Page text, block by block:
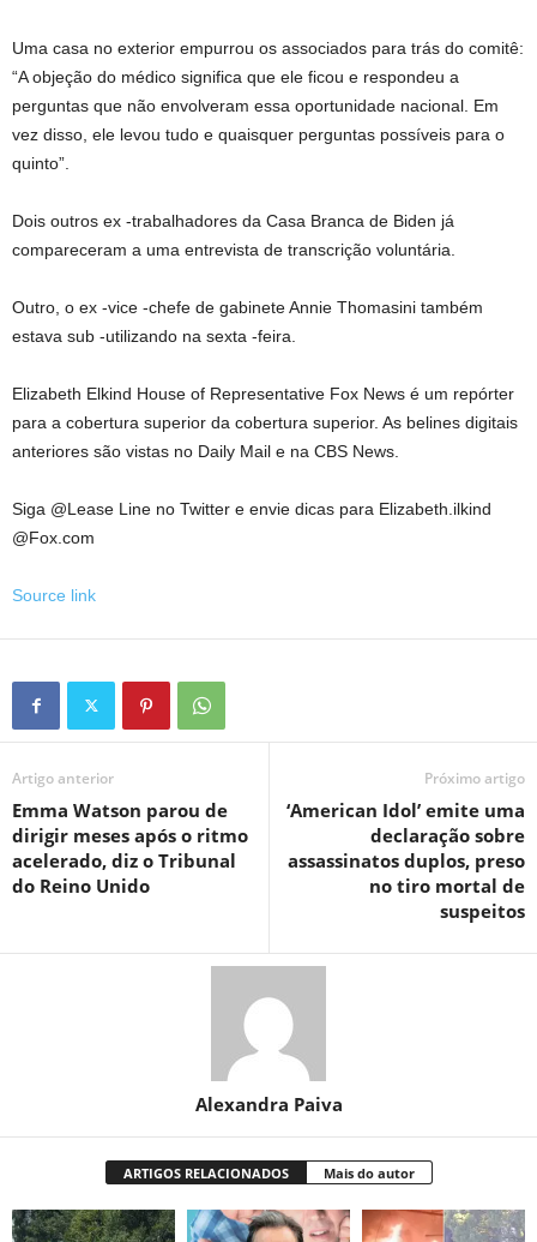
Uma casa no exterior empurrou os associados para trás do comitê:
“A objeção do médico significa que ele ficou e respondeu a
perguntas que não envolveram essa oportunidade nacional. Em
vez disso, ele levou tudo e quaisquer perguntas possíveis para o
quinto”.
Dois outros ex -trabalhadores da Casa Branca de Biden já
compareceram a uma entrevista de transcrição voluntária.
Outro, o ex -vice -chefe de gabinete Annie Thomasini também
estava sub -utilizando na sexta -feira.
Elizabeth Elkind House of Representative Fox News é um repórter
para a cobertura superior da cobertura superior. As belines digitais
anteriores são vistas no Daily Mail e na CBS News.
Siga @Lease Line no Twitter e envie dicas para Elizabeth.ilkind
@Fox.com
Source link
Artigo anterior
Emma Watson parou de
dirigir meses após o ritmo
acelerado, diz o Tribunal
do Reino Unido
Próximo artigo
‘American Idol’ emite uma
declaração sobre
assassinatos duplos, preso
no tiro mortal de
suspeitos
Alexandra Paiva
ARTIGOS RELACIONADOS Mais do autor